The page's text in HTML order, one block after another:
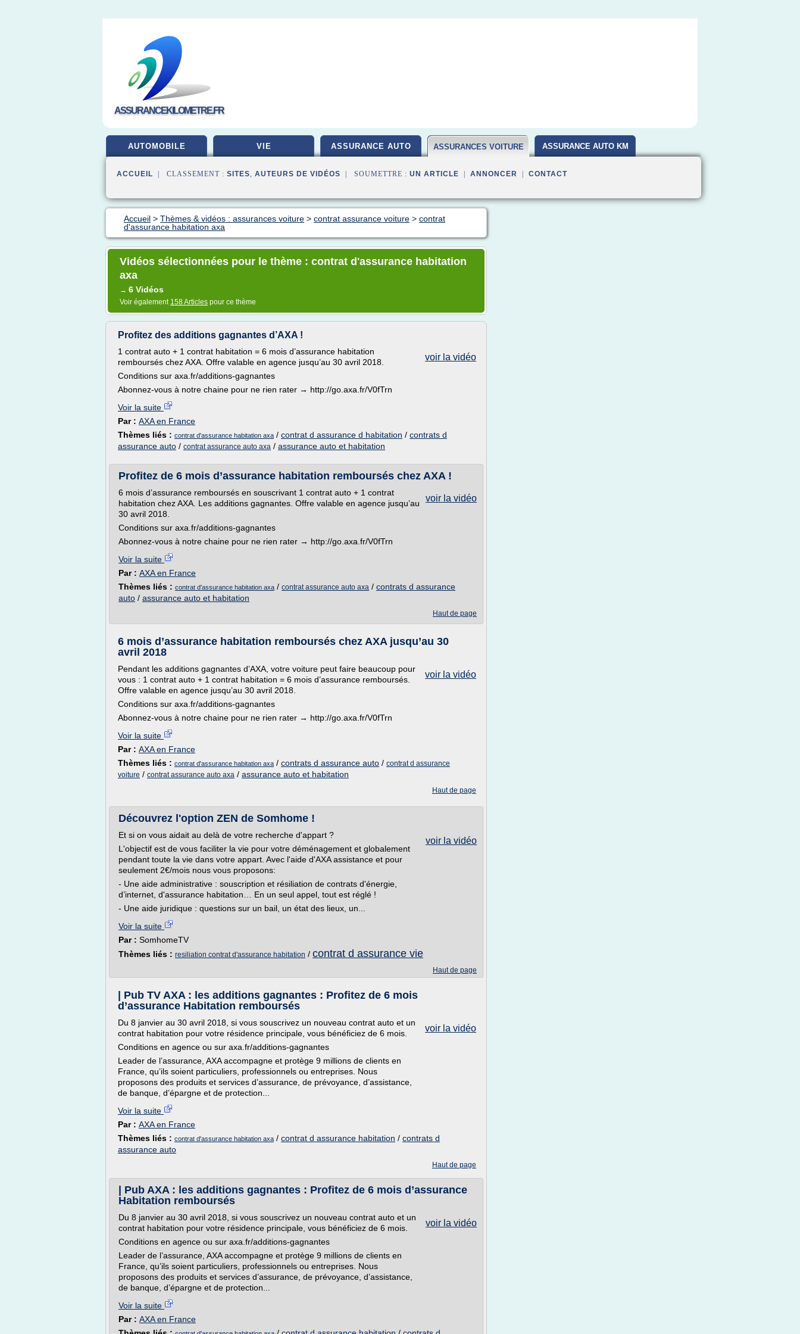
ASSURANCEKILOMETRE.FR
AUTOMOBILE VIE ASSURANCE AUTO ASSURANCES VOITURE ASSURANCE AUTO KM
ACCUEIL | CLASSEMENT : SITES, AUTEURS DE VIDÉOS | SOUMETTRE : UN ARTICLE ANNONCER CONTACT
Accueil > Thèmes & vidéos : assurances voiture > contrat assurance voiture > contrat
d'assurance habitation axa
Vidéos sélectionnées pour le thème : contrat d'assurance habitation
axa
→ 6 Vidéos
Voir également 158 Articles pour ce thème
Profitez des additions gagnantes d’AXA !
voir la vidéo
1 contrat auto + 1 contrat habitation = 6 mois d’assurance habitation
remboursés chez AXA. Offre valable en agence jusqu’au 30 avril 2018.
Conditions sur axa.fr/additions-gagnantes
Abonnez-vous à notre chaine pour ne rien rater → http://go.axa.fr/V0fTrn
Voir la suite
Par : AXA en France
Thèmes liés : contrat d'assurance habitation axa / contrat d assurance d habitation / contrats d
assurance auto / contrat assurance auto axa / assurance auto et habitation
Profitez de 6 mois d’assurance habitation remboursés chez AXA !
voir la vidéo
6 mois d’assurance remboursés en souscrivant 1 contrat auto + 1 contrat
habitation chez AXA. Les additions gagnantes. Offre valable en agence jusqu’au
30 avril 2018.
Conditions sur axa.fr/additions-gagnantes
Abonnez-vous à notre chaine pour ne rien rater → http://go.axa.fr/V0fTrn
Voir la suite
Par : AXA en France
Thèmes liés : contrat d'assurance habitation axa / contrat assurance auto axa / contrats d assurance
auto / assurance auto et habitation
Haut de page
6 mois d’assurance habitation remboursés chez AXA jusqu’au 30
avril 2018
voir la vidéo
Pendant les additions gagnantes d’AXA, votre voiture peut faire beaucoup pour
vous : 1 contrat auto + 1 contrat habitation = 6 mois d’assurance remboursés.
Offre valable en agence jusqu’au 30 avril 2018.
Conditions sur axa.fr/additions-gagnantes
Abonnez-vous à notre chaine pour ne rien rater → http://go.axa.fr/V0fTrn
Voir la suite
Par : AXA en France
Thèmes liés : contrat d'assurance habitation axa / contrats d assurance auto / contrat d assurance
voiture / contrat assurance auto axa / assurance auto et habitation
Haut de page
Découvrez l'option ZEN de Somhome !
voir la vidéo
Et si on vous aidait au delà de votre recherche d'appart ?
L'objectif est de vous faciliter la vie pour votre déménagement et globalement
pendant toute la vie dans votre appart. Avec l'aide d'AXA assistance et pour
seulement 2€/mois nous vous proposons:
- Une aide administrative : souscription et résiliation de contrats d'énergie,
d’internet, d'assurance habitation… En un seul appel, tout est réglé !
- Une aide juridique : questions sur un bail, un état des lieux, un...
Voir la suite
Par : SomhomeTV
Thèmes liés : resiliation contrat d'assurance habitation / contrat d assurance vie
Haut de page
| Pub TV AXA : les additions gagnantes : Profitez de 6 mois
d’assurance Habitation remboursés
voir la vidéo
Du 8 janvier au 30 avril 2018, si vous souscrivez un nouveau contrat auto et un
contrat habitation pour votre résidence principale, vous bénéficiez de 6 mois.
Conditions en agence ou sur axa.fr/additions-gagnantes
Leader de l’assurance, AXA accompagne et protège 9 millions de clients en
France, qu’ils soient particuliers, professionnels ou entreprises. Nous
proposons des produits et services d’assurance, de prévoyance, d’assistance,
de banque, d’épargne et de protection...
Voir la suite
Par : AXA en France
Thèmes liés : contrat d'assurance habitation axa / contrat d assurance habitation / contrats d
assurance auto
Haut de page
| Pub AXA : les additions gagnantes : Profitez de 6 mois d’assurance
Habitation remboursés
voir la vidéo
Du 8 janvier au 30 avril 2018, si vous souscrivez un nouveau contrat auto et un
contrat habitation pour votre résidence principale, vous bénéficiez de 6 mois.
Conditions en agence ou sur axa.fr/additions-gagnantes
Leader de l’assurance, AXA accompagne et protège 9 millions de clients en
France, qu’ils soient particuliers, professionnels ou entreprises. Nous
proposons des produits et services d’assurance, de prévoyance, d’assistance,
de banque, d’épargne et de protection...
Voir la suite
Par : AXA en France